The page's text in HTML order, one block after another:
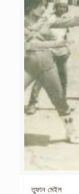
তুফান মেইল